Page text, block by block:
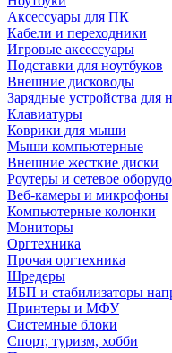
Аксессуары для ПК
Кабели и переходники
Игровые аксессуары
Подставки для ноутбуков
Внешние дисководы
Зарядные устройства для
Клавиатуры
Коврики для мыши
Мыши компьютерные
Внешние жесткие диски
Роутеры и сетевое
Веб-камеры и микрофоны
Компьютерные колонки
Мониторы
Оргтехника
Прочая оргтехника
Шредеры
ИБП и стабилизаторы
Принтеры и МФУ
Системные блоки
Спорт, туризм, хобби